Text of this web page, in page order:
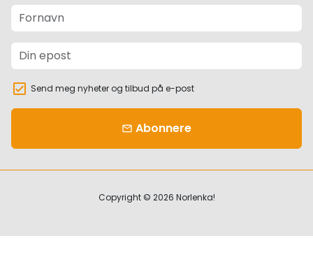
Send meg nyheter og tilbud på e-post
email Abonnere
Copyright © 2026 Norlenka!